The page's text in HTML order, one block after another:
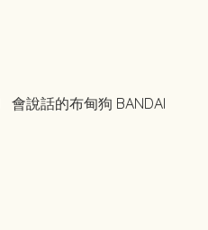
會說話的布甸狗 BANDAI